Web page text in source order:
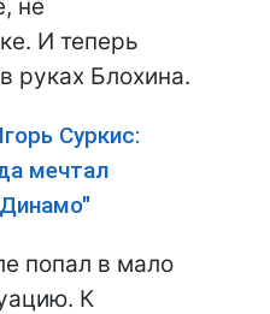
не
И теперь
руках Блохина.
Суркис:
мечтал
попал в мало
К